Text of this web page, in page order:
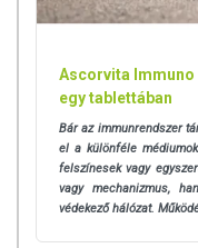
Ascorvita Immuno
egy tablettában
Bár az immunrendszer
el a különféle
felszínesek vagy
vagy mechanizmus,
védekező hálózat.